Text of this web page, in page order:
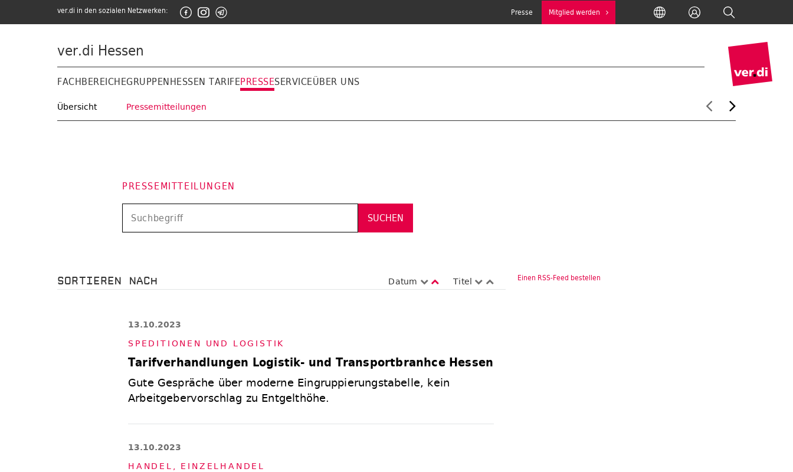
ver.di in den sozialen Netzwerken: Presse Mitglied werden InternationalAnmelden
ver.di Hessen
FACHBEREICHEGRUPPENHESSEN TARIFEPRESSESERVICEÜBER UNS
Übersicht Pressemitteilungen
PRESSEMITTEILUNGEN
SORTIEREN NACH Datum Titel
13.10.2023
SPE­DI­TIO­NEN UND LO­GIS­TIK
Tarifverhandlungen Logistik- und Transportbranhce Hessen
Gute Gespräche über moderne Eingruppierungstabelle, kein
Arbeitgebervorschlag zu Entgelthöhe.
13.10.2023
HAN­DEL
EIN­ZEL­HAN­DEL
Einen RSS-Feed bestellen